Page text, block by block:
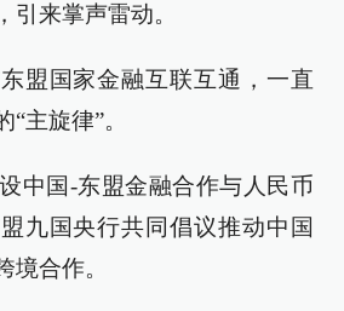
引来掌声雷动。
盟国家金融互联互通，一直
主旋律”。
中国-东盟金融合作与人民币
九国央行共同倡议推动中国
境合作。